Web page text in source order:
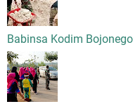
Babinsa Kodim